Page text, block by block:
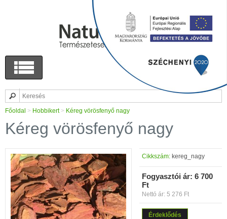
Főoldal > Hobbikert> Kéreg vörösfenyő nagy
Kéreg vörösfenyő nagy
Cikkszám: kereg_nagy
Fogyasztói ár: 6 700
Ft
Nettó ár: 5 276 Ft
Érdeklődés